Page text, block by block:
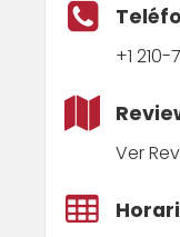
+1 210-
Ver